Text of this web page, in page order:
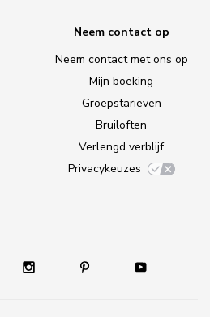
Neem contact op
Neem contact met ons op
Mijn boeking
Groepstarieven
Bruiloften
Verlengd verblijf
Privacykeuzes